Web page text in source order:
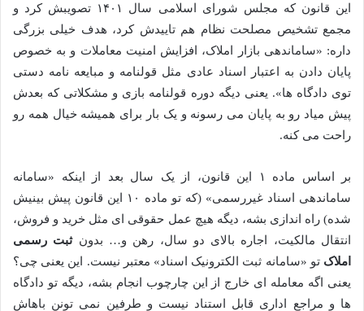
این قانون که مجلس شورای اسلامی سال ۱۴۰۱ تصویبش کرد و
مجمع تشخیص مصلحت نظام هم تاییدش کرد، هدف خیلی بزرگی
داره: «ساماندهی بازار املاک، افزایش امنیت معاملات و به خصوص
پایان دادن به اعتبار اسناد عادی مثل قولنامه و مبایعه نامه دستی
توی دادگاه ها». یعنی دیگه دوره قولنامه بازی و مشکلاتی که بعدش
پیش میاد رو به پایان می رسونه و یک بار برای همیشه خیال همه رو
راحت می کنه.
بر اساس ماده ۱ این قانون، از یک سال بعد از اینکه «سامانه
ساماندهی اسناد غیررسمی» (که تو ماده ۱۰ این قانون پیش بینیش
شده) راه اندازی بشه، دیگه هیچ عمل حقوقی ای مثل خرید و فروش،
انتقال مالکیت، اجاره بالای دو سال، رهن و… بدونثبت رسمی
املاک تو «سامانه ثبت الکترونیک اسناد» معتبر نیست. این یعنی چی؟
یعنی اگه معامله ای خارج از این چارچوب انجام بشه، دیگه تو دادگاه
ها و مراجع اداری قابل استناد نیست و طرفین نمی تونن باهاش